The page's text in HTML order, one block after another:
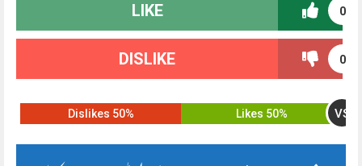
0
LIKE
0
DISLIKE
50% Likes VS
50% Dislikes